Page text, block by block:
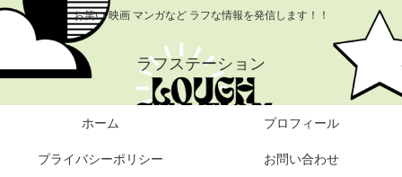
お笑い 映画 マンガなど ラフな情報を発信します！！
ラフステーション
ホーム プロフィール
プライバシーポリシー お問い合わせ